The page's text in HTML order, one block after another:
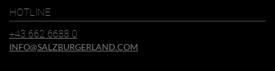
HOTLINE
+43 662 6688 0
INFO@SALZBURGERLAND.COM